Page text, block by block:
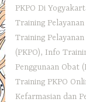
PKPO Di
Training
Training
(PKPO), Info
Penggunaan Obat
Training PKPO
Kefarmasian dan